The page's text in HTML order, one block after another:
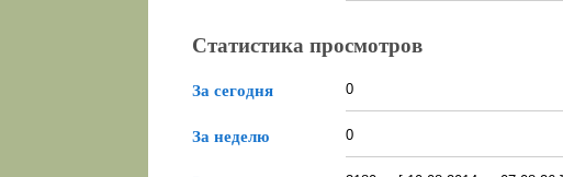
Статистика просмотров
За сегодня 0
За неделю 0